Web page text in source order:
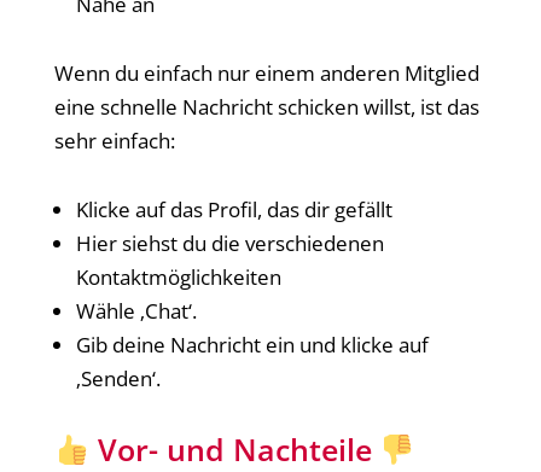
Wenn du einfach nur einem anderen Mitglied
eine schnelle Nachricht schicken willst, ist das
sehr einfach:
Klicke auf das Profil, das dir gefällt
Hier siehst du die verschiedenen
Kontaktmöglichkeiten
Wähle ‚Chat‘.
Gib deine Nachricht ein und klicke auf
‚Senden‘.
Vor- und Nachteile